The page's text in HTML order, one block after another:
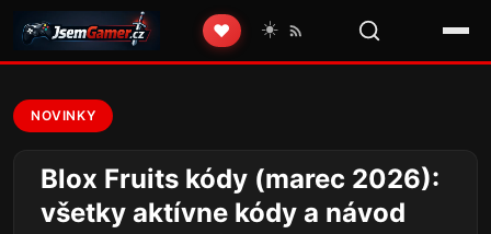
❤️ ☀️
NOVINKY
Blox Fruits kódy (marec 2026):
všetky aktívne kódy a návod